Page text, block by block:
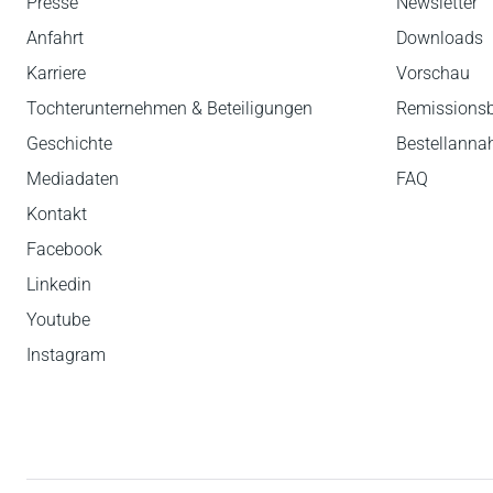
Anfahrt
Karriere
Tochterunternehmen & Beteiligungen
Geschichte
Mediadaten
Kontakt
Facebook
Linkedin
Youtube
Instagram
Downloads
Vorschau
FAQ